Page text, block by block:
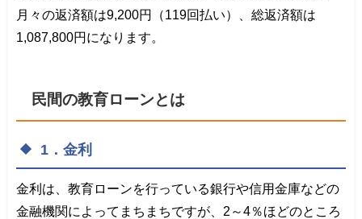
月々の返済額は9,200円（119回払い）、総返済額は
1,087,800円になります。
民間の教育ローンとは
1．金利
金利は、教育ローンを行っている銀行や信用金庫などの
金融機関によってまちまちですが、2～4％ほどのところ